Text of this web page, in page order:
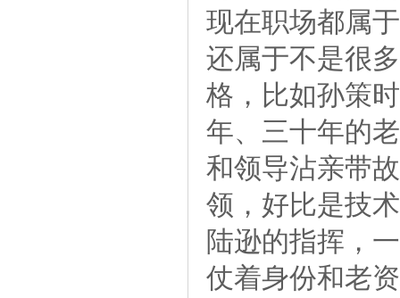
现在职场都属
还属于不是很
格，比如孙策
年、三十年的
和领导沾亲带
领，好比是技
陆逊的指挥，
仗着身份和老